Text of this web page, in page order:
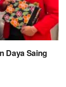
Daya Saing